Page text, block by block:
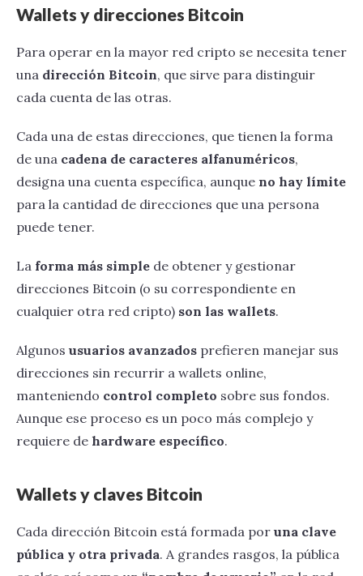
Wallets y direcciones Bitcoin
Para operar en la mayor red cripto se necesita tener
una dirección Bitcoin, que sirve para distinguir
cada cuenta de las otras.
Cada una de estas direcciones, que tienen la forma
de una cadena de caracteres alfanuméricos,
designa una cuenta específica, aunque no hay límite
para la cantidad de direcciones que una persona
puede tener.
La forma más simple de obtener y gestionar
direcciones Bitcoin (o su correspondiente en
cualquier otra red cripto) son las wallets.
Algunos usuarios avanzados prefieren manejar sus
direcciones sin recurrir a wallets online,
manteniendo control completo sobre sus fondos.
Aunque ese proceso es un poco más complejo y
requiere de hardware específico.
Wallets y claves Bitcoin
Cada dirección Bitcoin está formada por una clave
pública y otra privada. A grandes rasgos, la pública